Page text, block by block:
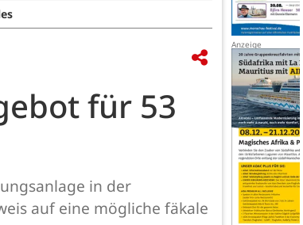
für 53
in der
auf eine mögliche fäkale